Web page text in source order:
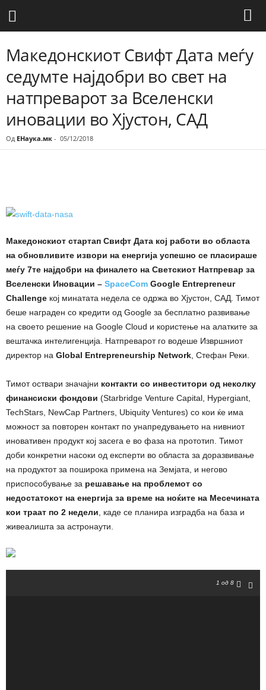
Македонскиот Свифт Дата меѓу
седумте најдобри во свет на
натпреварот за Вселенски
иновации во Хјустон, САД
Од ЕНаука.мк - 05/12/2018
Македонскиот стартап Свифт Дата кој работи во областа
на обновливите извори на енергија успешно се пласираше
меѓу 7те најдобри на финалето на Светскиот Натпревар за
Вселенски Иновации – SpaceCom Google Entrepreneur
Challenge кој минатата недела се одржа во Хјустон, САД. Тимот
беше награден со кредити од Google за бесплатно развивање
на своето решение на Google Cloud и користење на алатките за
вештачка интелигенција. Натпреварот го водеше Извршниот
директор на Global Entrepreneurship Network , Стефан Реки.
Тимот оствари значајни контакти со инвеститори од неколку
финансиски фондови (Starbridge Venture Capital, Hypergiant,
TechStars, NewCap Partners, Ubiquity Ventures) со кои ќе има
можност за повторен контакт по унапредувањето на нивниот
иновативен продукт кој засега е во фаза на прототип. Тимот
доби конкретни насоки од експерти во областа за доразвивање
на продуктот за поширока примена на Земјата, и негово
приспособување за решавање на проблемот со
недостатокот на енергија за време на ноќите на Месечината
кои траат по 2 недели , каде се планира изградба на база и
живеалишта за астронаути.
1 од 8